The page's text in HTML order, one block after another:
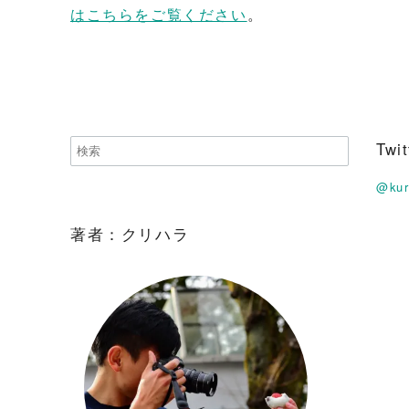
はこちらをご覧ください。
著者：クリハラ